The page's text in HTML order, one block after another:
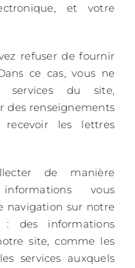
et votre
refuser de fournir
ce cas, vous ne
services du site,
des renseignements
les lettres
de manière
vous
navigation sur notre
des informations
site, comme les
services auxquels